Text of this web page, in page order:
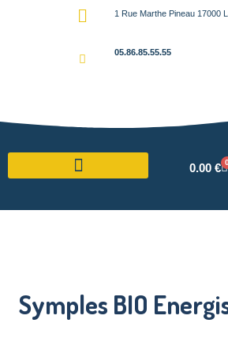
1 Rue Marthe Pineau 17000
05.86.85.55.55
0.00 € 0
Symples BIO